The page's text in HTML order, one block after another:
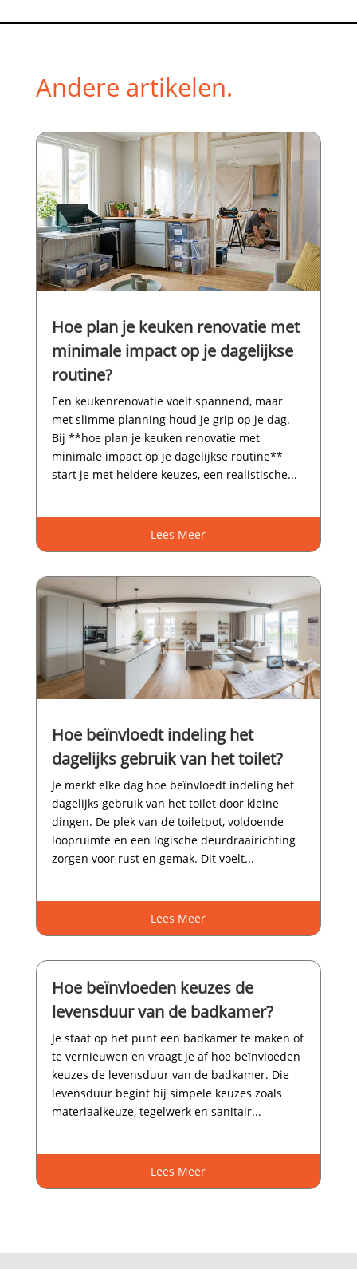
Andere artikelen.
Hoe plan je keuken renovatie met
minimale impact op je dagelijkse
routine?
Een keukenrenovatie voelt spannend, maar
met slimme planning houd je grip op je dag.​
Bij **hoe plan je keuken renovatie met
minimale impact op je dagelijkse routine**
start je met heldere keuzes, een realistische...
Lees Meer
Hoe beïnvloedt indeling het
dagelijks gebruik van het toilet?
Je merkt elke dag hoe beïnvloedt indeling het
dagelijks gebruik van het toilet door kleine
dingen.​ De plek van de toiletpot, voldoende
loopruimte en een logische deurdraairichting
zorgen voor rust en gemak.​ Dit voelt...
Lees Meer
Hoe beïnvloeden keuzes de
levensduur van de badkamer?
Je staat op het punt een badkamer te maken of
te vernieuwen en vraagt je af hoe beïnvloeden
keuzes de levensduur van de badkamer.​ Die
levensduur begint bij simpele keuzes zoals
materiaalkeuze, tegelwerk en sanitair...
Lees Meer